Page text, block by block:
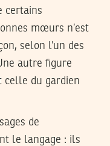
certains
mœurs n’est
selon l’un des
autre figure
celle du gardien
de
le langage : ils